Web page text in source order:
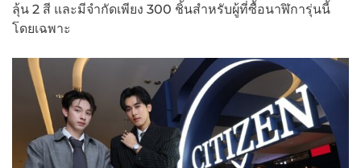
ลุ้น 2 สี และมีจำกัดเพียง 300 ชิ้นสำหรับผู้ที่ซื้อนาฬิการุ่นนี้
โดยเฉพาะ